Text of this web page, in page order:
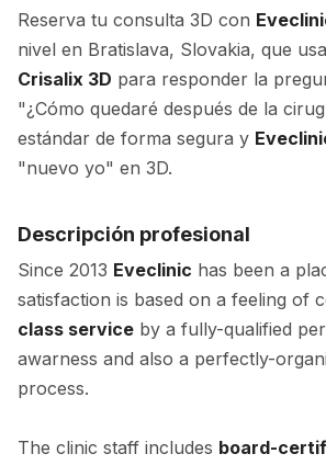
Reserva tu consulta 3D con
nivel en Bratislava, Slovakia, que
Crisalix 3D para responder la
"¿Cómo quedaré después de la
estándar de forma segura y
"nuevo yo" en 3D.
Descripción profesional
Since 2013 Eveclinic has been a
satisfaction is based on a feeling of
class service by a fully-qualified
awarness and also a perfectly-
process.
The clinic staff includes board-